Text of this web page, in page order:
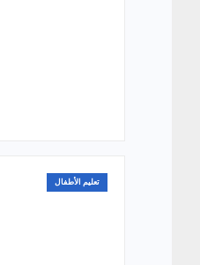
تعليم الأطفال